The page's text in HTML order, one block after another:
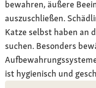
bewahren, äußere
auszuschließen.
Katze selbst haben an
suchen. Besonders
ist hygienisch und